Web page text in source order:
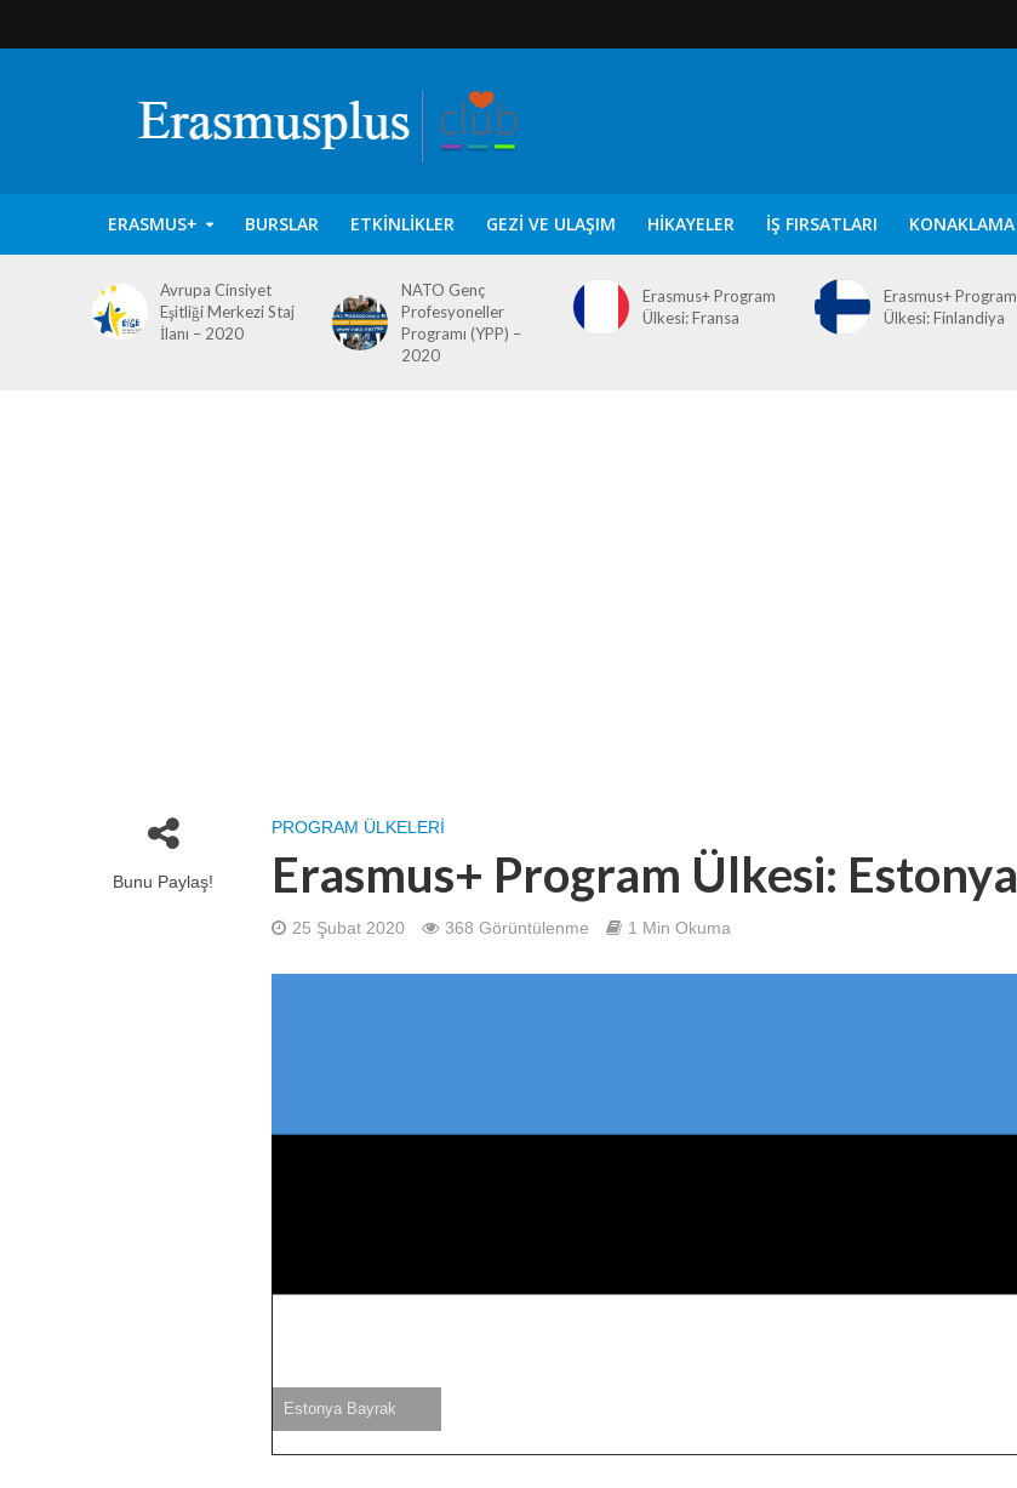
ERASMUS+ BURSLAR ETKINLIKLER GEZI VE ULAŞIM HIKAYELER İŞ FIRSATLARI KONAKLAMA
Avrupa Cinsiyet
Eşitliği Merkezi Staj
İlanı – 2020
NATO Genç
Profesyoneller
Programı (YPP) –
2020
Erasmus+ Program
Ülkesi: Fransa
Erasmus+ Program
Ülkesi: Finlandiya
Bunu Paylaş!
PROGRAM ÜLKELERI
Erasmus+ Program Ülkesi: Estonya
25 Şubat 2020 368 Görüntülenme 1 Min Okuma
Estonya Bayrak